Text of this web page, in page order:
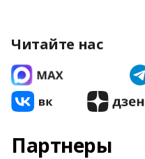
Читайте нас
Партнеры